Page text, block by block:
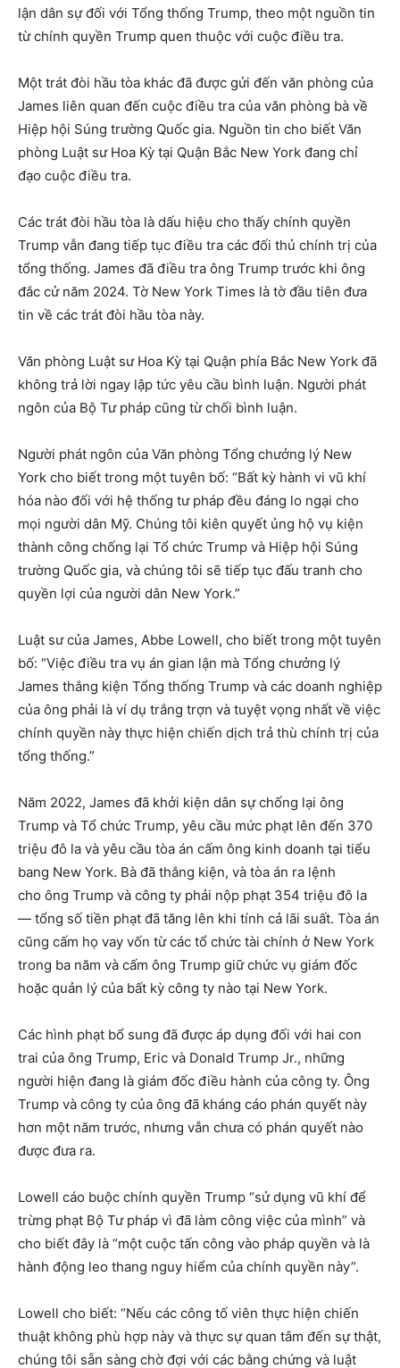
lận dân sự đối với Tổng thống Trump, theo một nguồn tin
từ chính quyền Trump quen thuộc với cuộc điều tra.
Một trát đòi hầu tòa khác đã được gửi đến văn phòng của
James liên quan đến cuộc điều tra của văn phòng bà về
Hiệp hội Súng trường Quốc gia. Nguồn tin cho biết Văn
phòng Luật sư Hoa Kỳ tại Quận Bắc New York đang chỉ
đạo cuộc điều tra.
Các trát đòi hầu tòa là dấu hiệu cho thấy chính quyền
Trump vẫn đang tiếp tục điều tra các đối thủ chính trị của
tổng thống. James đã điều tra ông Trump trước khi ông
đắc cử năm 2024. Tờ New York Times là tờ đầu tiên đưa
tin về các trát đòi hầu tòa này.
Văn phòng Luật sư Hoa Kỳ tại Quận phía Bắc New York đã
không trả lời ngay lập tức yêu cầu bình luận. Người phát
ngôn của Bộ Tư pháp cũng từ chối bình luận.
Người phát ngôn của Văn phòng Tổng chưởng lý New
York cho biết trong một tuyên bố: “Bất kỳ hành vi vũ khí
hóa nào đối với hệ thống tư pháp đều đáng lo ngại cho
mọi người dân Mỹ. Chúng tôi kiên quyết ủng hộ vụ kiện
thành công chống lại Tổ chức Trump và Hiệp hội Súng
trường Quốc gia, và chúng tôi sẽ tiếp tục đấu tranh cho
quyền lợi của người dân New York.”
Luật sư của James, Abbe Lowell, cho biết trong một tuyên
bố: “Việc điều tra vụ án gian lận mà Tổng chưởng lý
James thắng kiện Tổng thống Trump và các doanh nghiệp
của ông phải là ví dụ trắng trợn và tuyệt vọng nhất về việc
chính quyền này thực hiện chiến dịch trả thù chính trị của
tổng thống.”
Năm 2022, James đã khởi kiện dân sự chống lại ông
Trump và Tổ chức Trump, yêu cầu mức phạt lên đến 370
triệu đô la và yêu cầu tòa án cấm ông kinh doanh tại tiểu
bang New York. Bà đã thắng kiện, và tòa án ra lệnh
cho ông Trump và công ty phải nộp phạt 354 triệu đô la
— tổng số tiền phạt đã tăng lên khi tính cả lãi suất. Tòa án
cũng cấm họ vay vốn từ các tổ chức tài chính ở New York
trong ba năm và cấm ông Trump giữ chức vụ giám đốc
hoặc quản lý của bất kỳ công ty nào tại New York.
Các hình phạt bổ sung đã được áp dụng đối với hai con
trai của ông Trump, Eric và Donald Trump Jr., những
người hiện đang là giám đốc điều hành của công ty. Ông
Trump và công ty của ông đã kháng cáo phán quyết này
hơn một năm trước, nhưng vẫn chưa có phán quyết nào
được đưa ra.
Lowell cáo buộc chính quyền Trump “sử dụng vũ khí để
trừng phạt Bộ Tư pháp vì đã làm công việc của mình” và
cho biết đây là “một cuộc tấn công vào pháp quyền và là
hành động leo thang nguy hiểm của chính quyền này”.
Lowell cho biết: “Nếu các công tố viên thực hiện chiến
thuật không phù hợp này và thực sự quan tâm đến sự thật,
chúng tôi sẵn sàng chờ đợi với các bằng chứng và luật